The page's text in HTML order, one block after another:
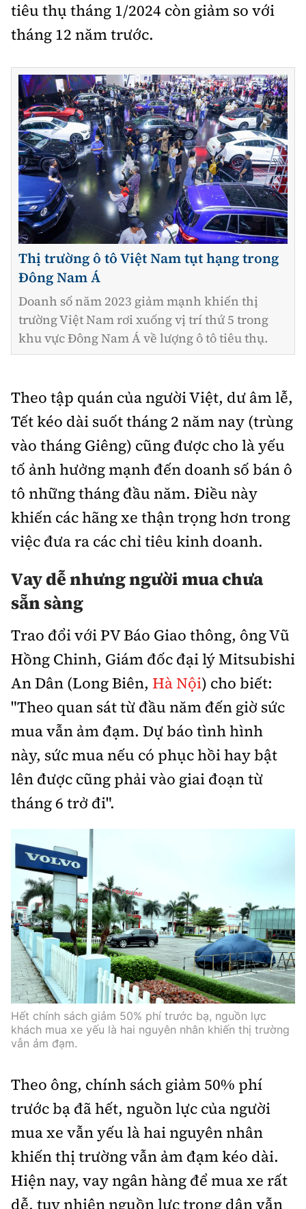
tiêu thụ tháng 1/2024 còn giảm so với
tháng 12 năm trước.
Thị trường ô tô Việt Nam tụt hạng trong
Đông Nam Á
Doanh số năm 2023 giảm mạnh khiến thị
trường Việt Nam rơi xuống vị trí thứ 5 trong
khu vực Đông Nam Á về lượng ô tô tiêu thụ.
Theo tập quán của người Việt, dư âm lễ,
Tết kéo dài suốt tháng 2 năm nay (trùng
vào tháng Giêng) cũng được cho là yếu
tố ảnh hưởng mạnh đến doanh số bán ô
tô những tháng đầu năm. Điều này
khiến các hãng xe thận trọng hơn trong
việc đưa ra các chỉ tiêu kinh doanh.
Vay dễ nhưng người mua chưa
sẵn sàng
Trao đổi với PV Báo Giao thông, ông Vũ
Hồng Chinh, Giám đốc đại lý Mitsubishi
An Dân (Long Biên, Hà Nội) cho biết:
"Theo quan sát từ đầu năm đến giờ sức
mua vẫn ảm đạm. Dự báo tình hình
này, sức mua nếu có phục hồi hay bật
lên được cũng phải vào giai đoạn từ
tháng 6 trở đi".
Hết chính sách giảm 50% phí trước bạ, nguồn lực
khách mua xe yếu là hai nguyên nhân khiến thị trường
vẫn ảm đạm.
Theo ông, chính sách giảm 50% phí
trước bạ đã hết, nguồn lực của người
mua xe vẫn yếu là hai nguyên nhân
khiến thị trường vẫn ảm đạm kéo dài.
Hiện nay, vay ngân hàng để mua xe rất
dễ, tuy nhiên nguồn lực trong dân vẫn